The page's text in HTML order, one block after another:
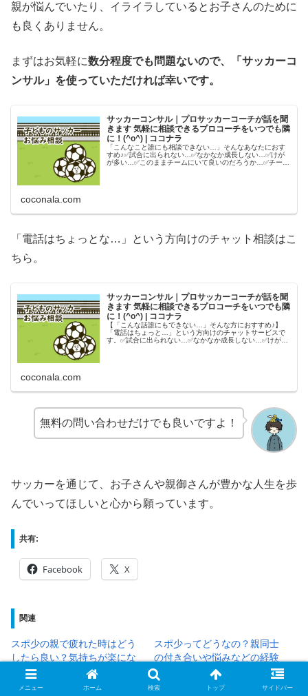
親が悩んでいたり、イライラしているとお子さんのために
も良くありません。
まずはお気軽に数分程度でも問題ないので、「サッカーコ
ンサル」を使っていただければ幸いです。
サッカーコンサル｜プロサッカーコーチが話を聞
きます 気軽に相談できるプロコーチをいつでも隣
に！(^o^) | ココナラ
「こんなこと誰にも相談できない…」そんなあなたにおす
すめ♪✅試合に出られない…✅なかなか成長しない…✅けが
が多い…✅このままチームにいて良いのだろうか…✅チー
coconala.com
「電話はちょっとな…」という方向けのチャット相談はこ
ちら。
サッカーコンサル｜プロサッカーコーチが話を聞
きます 気軽に相談できるプロコーチをいつでも隣
に！(^o^) | ココナラ
【「こんな話誰にもできない…」そんな方におすすめ♪】
「電話はちょっと…」という方向けのチャットサービスで
す。✅試合に出られない…✅なかなか成長しない…✅けがが
coconala.com
無料の問い合わせだけでも良いですよ！
サッカーを通じて、お子さんや親御さんが豊かな人生を歩
んでいってほしいと心から願っています。
共有:
Facebook X
関連
スポ少の親で疲れた時はどう
したら良い？気持ちが楽にな
る3つの対策
2020年6月15日
スポ少ってどうなの？親同士
の付き合いや悩みなどの経験
談｜サッカー
2020年3月30日
メニュー ホーム 検索 トップ サイドバー